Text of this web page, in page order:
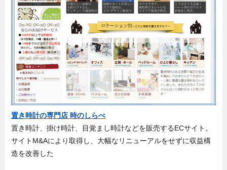
置き時計の専門店 時のしらべ
置き時計、掛け時計、目覚まし時計などを販売するECサイト。
サイトM&Aにより取得し、大幅なリニューアルをせずに収益構
造を改善した